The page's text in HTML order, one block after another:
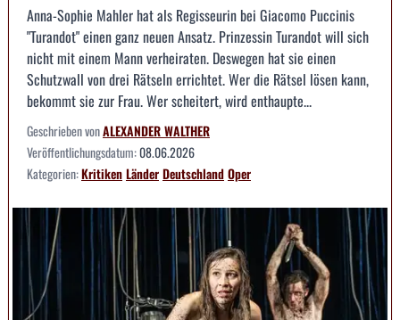
Anna-Sophie Mahler hat als Regisseurin bei Giacomo Puccinis
"Turandot" einen ganz neuen Ansatz. Prinzessin Turandot will sich
nicht mit einem Mann verheiraten. Deswegen hat sie einen
Schutzwall von drei Rätseln errichtet. Wer die Rätsel lösen kann,
bekommt sie zur Frau. Wer scheitert, wird enthaupte...
Geschrieben vonALEXANDER WALTHER
Veröffentlichungsdatum:08.06.2026
Kategorien:KritikenLänderDeutschlandOper